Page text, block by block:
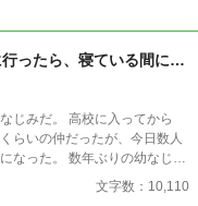
ったら、寝ている間に…
じみだ。 高校に入ってから
らいの仲だったが、今日数人
なった。 数年ぶりの幼なじみ
にか友人たちは帰っており、
彼の部屋であるものを見つけ
文字数：10,110